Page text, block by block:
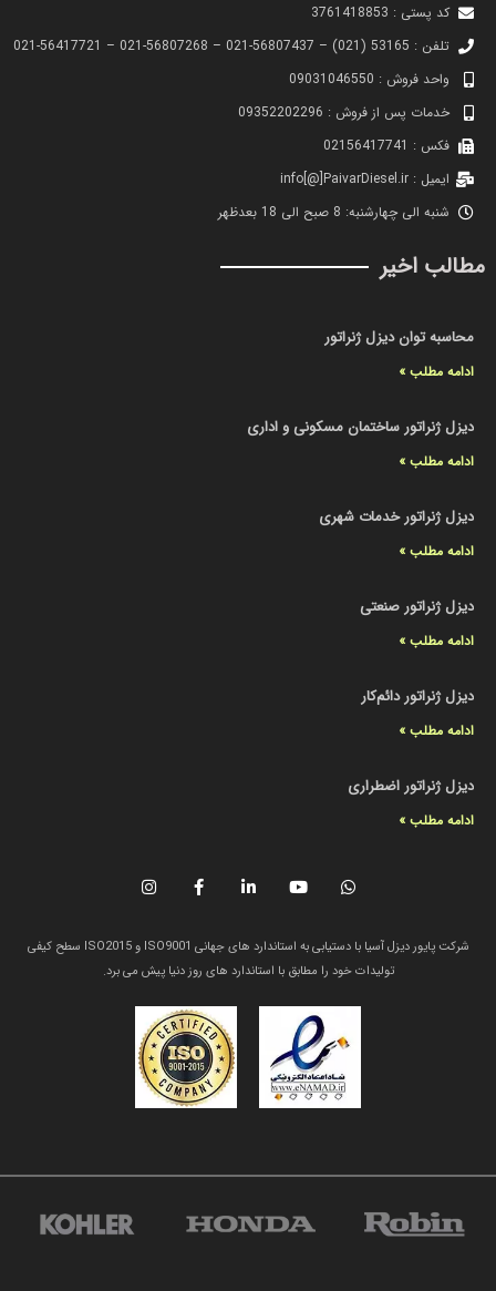
کد پستی : 3761418853
تلفن : 53165 (021) – 56807437-021 – 56807268-021 – 56417721-021
واحد فروش : 09031046550
خدمات پس از فروش : 09352202296
فکس : 02156417741
ایمیل : info[@]PaivarDiesel.ir
شنبه الی چهارشنبه: 8 صبح الی 18 بعدظهر
مطالب اخیر
محاسبه توان دیزل ژنراتور
ادامه مطلب »
دیزل ژنراتور ساختمان مسکونی و اداری
ادامه مطلب »
دیزل ژنراتور خدمات شهری
ادامه مطلب »
دیزل ژنراتور صنعتی
ادامه مطلب »
دیزل ژنراتور دائم‌کار
ادامه مطلب »
دیزل ژنراتور اضطراری
ادامه مطلب »
شرکت پایور دیزل آسیا با دستیابی به استاندارد های جهانی ISO9001 و ISO2015 سطح کیفی
تولیدات خود را مطابق با استاندارد های روز دنیا پیش می برد.